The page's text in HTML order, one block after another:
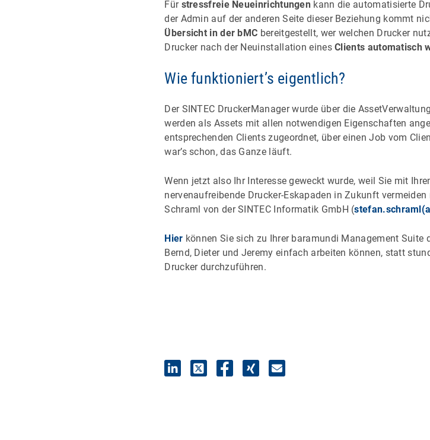
Für stressfreie Neueinrichtungen kann die automatisierte
der Admin auf der anderen Seite dieser Beziehung kommt
Übersicht in der bMC bereitgestellt, wer welchen Drucker
Drucker nach der Neuinstallation einesClients automatisch
Wie funktioniert’s eigentlich?
Der SINTEC DruckerManager wurde über die
werden als Assets mit allen notwendigen Eigenschaften
entsprechenden Clients zugeordnet, über einen Job vom
war’s schon, das Ganze läuft.
Wenn jetzt also Ihr Interesse geweckt wurde, weil Sie mit
nervenaufreibende Drucker-Eskapaden in Zukunft
Schraml von der SINTEC Informatik GmbH (
Hier können Sie sich zu Ihrer baramundi Management Suite
Bernd, Dieter und Jeremy einfach arbeiten können, statt
Drucker durchzuführen.